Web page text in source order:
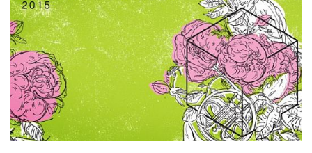
g
a
c
j
ę